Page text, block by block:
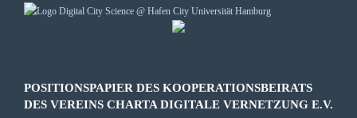
POSITIONSPAPIER DES KOOPERATIONSBEIRATS
DES VEREINS CHARTA DIGITALE VERNETZUNG E.V.